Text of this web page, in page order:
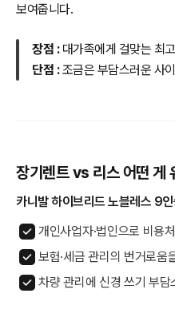
보여줍니다.
장점 : 대가족에게 걸맞는 최
단점 :조금은 부담스러운 사
장기렌트 vs 리스 어떤 게
카니발 하이브리드 노블레스 9
개인사업자·법인으로 비용
보험·세금 관리의 번거로움
차량 관리에 신경 쓰기 부담